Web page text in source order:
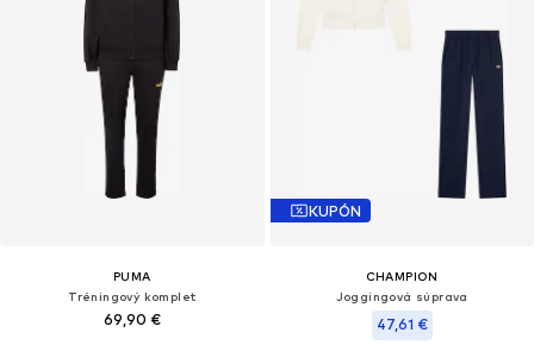
PUMA
Tréningový komplet
69,90 €
KUPÓN
CHAMPION
Joggingová súprava
47,61 €